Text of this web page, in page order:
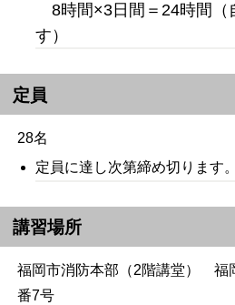
8時間×3日間＝24時間（
す）
定員
28名
定員に達し次第締め切ります。
講習場所
福岡市消防本部（2階講堂） 福
番7号